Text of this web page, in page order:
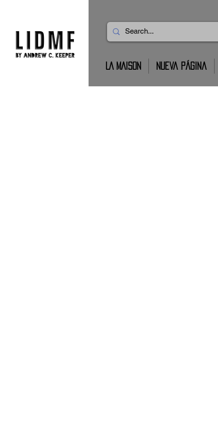
LA MAISON Nueva página